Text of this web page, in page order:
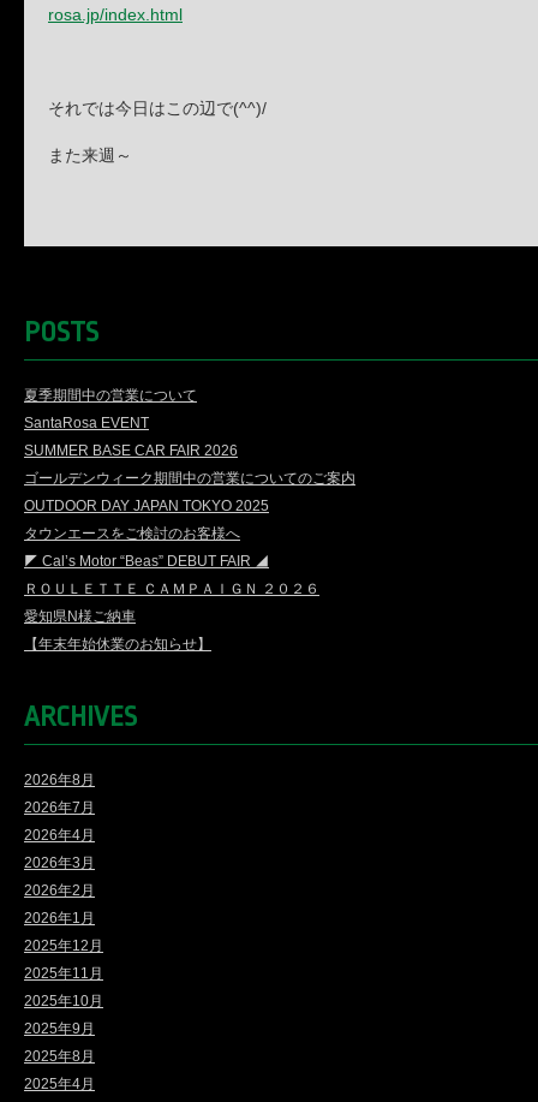
rosa.jp/index.html
それでは今日はこの辺で(^^)/
また来週～
POSTS
夏季期間中の営業について
SantaRosa EVENT
SUMMER BASE CAR FAIR 2026
ゴールデンウィーク期間中の営業についてのご案内
OUTDOOR DAY JAPAN TOKYO 2025
タウンエースをご検討のお客様へ
◤ Cal’s Motor “Beas” DEBUT FAIR ◢
ＲＯＵＬＥＴＴＥ ＣＡＭＰＡＩＧＮ ２０２６
愛知県N様ご納車
【年末年始休業のお知らせ】
ARCHIVES
2026年8月
2026年7月
2026年4月
2026年3月
2026年2月
2026年1月
2025年12月
2025年11月
2025年10月
2025年9月
2025年8月
2025年4月